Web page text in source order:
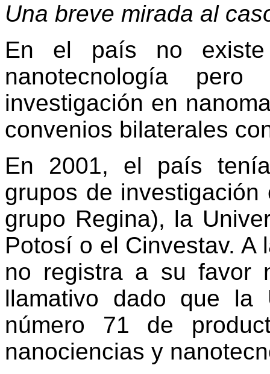
Una breve mirada al
En el país no existe
nanotecnología
investigación en
convenios bilaterales
En 2001, el país
grupos de
grupo Regina), la
Potosí o el Cinvestav.
no registra a su favor
llamativo dado que la
número 71 de
nanociencias y